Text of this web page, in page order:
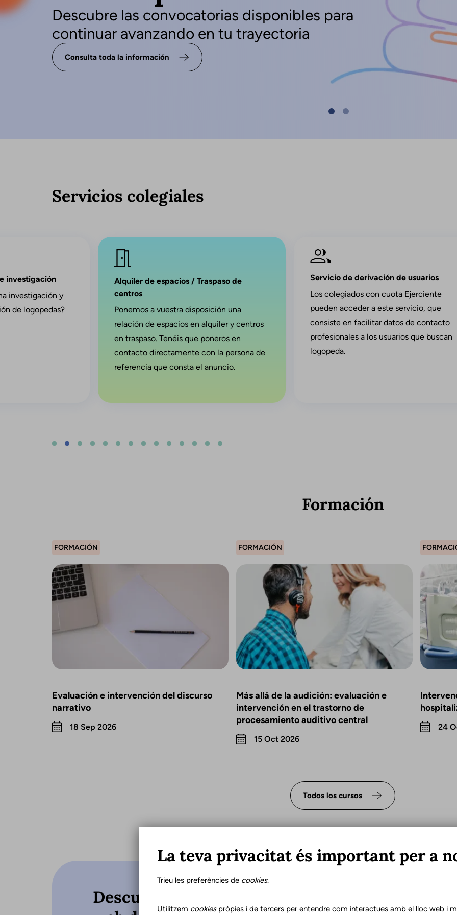
Descubre las convocatorias disponibles para
continuar avanzando en tu trayectoria
Consulta toda la información
Servicios colegiales
investigación
investigación y
de logopedas?
Imagen
Alquiler de espacios / Traspaso de
centros
Ponemos a vuestra disposición una
relación de espacios en alquiler y centros
en traspaso. Tenéis que poneros en
contacto directamente con la persona de
referencia que consta el anuncio.
Imagen
Servicio de derivación de usuarios
Los colegiados con cuota Ejerciente
pueden acceder a este servicio, que
consiste en facilitar datos de contacto
profesionales a los usuarios que buscan
logopeda.
Formación
FORMACIÓN
Evaluación e intervención del discurso
narrativo
18 Sep 2026
FORMACIÓN
Más allá de la audición: evaluación e
intervención en el trastorno de
procesamiento auditivo central
15 Oct 2026
24
Todos los cursos
Descubre qué hace un logopeda en la
La teva privacitat és important per a
Trieu les preferències de cookies.
Utilitzem cookiespròpies i de tercers per entendre com interactues amb el lloc web i